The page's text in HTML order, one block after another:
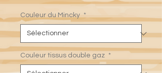
Couleur du Mincky *
Couleur tissus double gaz *